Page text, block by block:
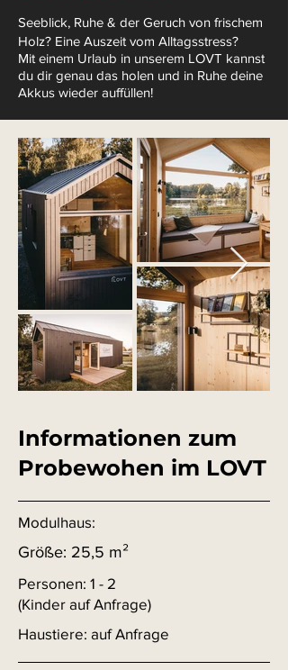
Seeblick, Ruhe & der Geruch von frischem
Holz? Eine Auszeit vom Alltagsstress?
Mit einem Urlaub in unserem LOVT kannst
du dir genau das holen und in Ruhe deine
Akkus wieder auffüllen!
Informationen zum
Probewohen im LOVT
Modulhaus:
Größe: 25,5 m²
Personen: 1 - 2
(Kinder auf Anfrage)
Haustiere: auf Anfrage